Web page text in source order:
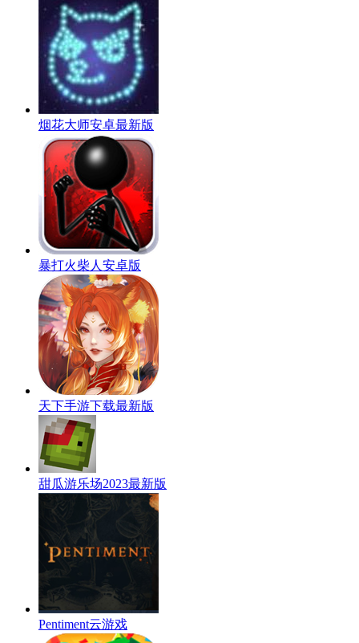
烟花大师安卓最新版
暴打火柴人安卓版
天下手游下载最新版
甜瓜游乐场2023最新版
Pentiment云游戏